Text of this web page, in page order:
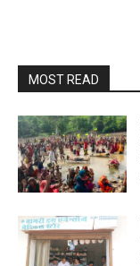
MOST READ